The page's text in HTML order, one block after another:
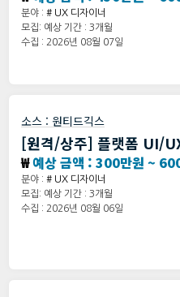
분야 : # UX 디자이너
모집: 예상 기간 : 3개월
수집 : 2026년 08월 07일
소스 : 원티드긱스
[원격/상주] 플랫폼 UI/
₩예상 금액 : 300만원 ~
분야 : # UX 디자이너
모집: 예상 기간 : 3개월
수집 : 2026년 08월 06일